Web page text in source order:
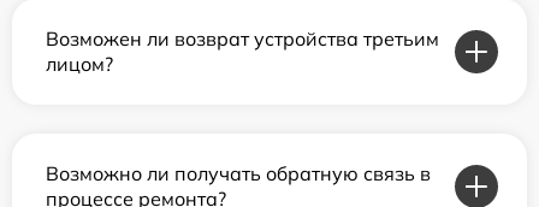
Возможен ли возврат устройства третьим
лицом?
Возможно ли получать обратную связь в
процессе ремонта?